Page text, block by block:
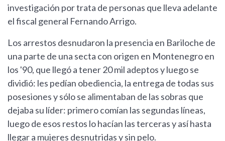
investigación por trata de personas que lleva adelante
el fiscal general Fernando Arrigo.
Los arrestos desnudaron la presencia en Bariloche de
una parte de una secta con origen en Montenegro en
los '90, que llegó a tener 20 mil adeptos y luego se
dividió: les pedían obediencia, la entrega de todas sus
posesiones y sólo se alimentaban de las sobras que
dejaba su líder: primero comían las segundas líneas,
luego de esos restos lo hacían las terceras y así hasta
llegar a mujeres desnutridas y sin pelo.